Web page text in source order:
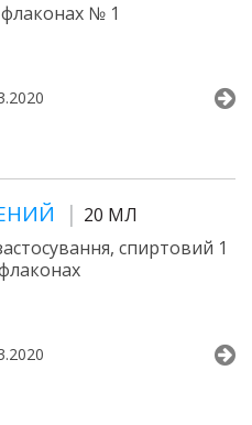
флаконах № 1
20 МЛ
спиртовий 1